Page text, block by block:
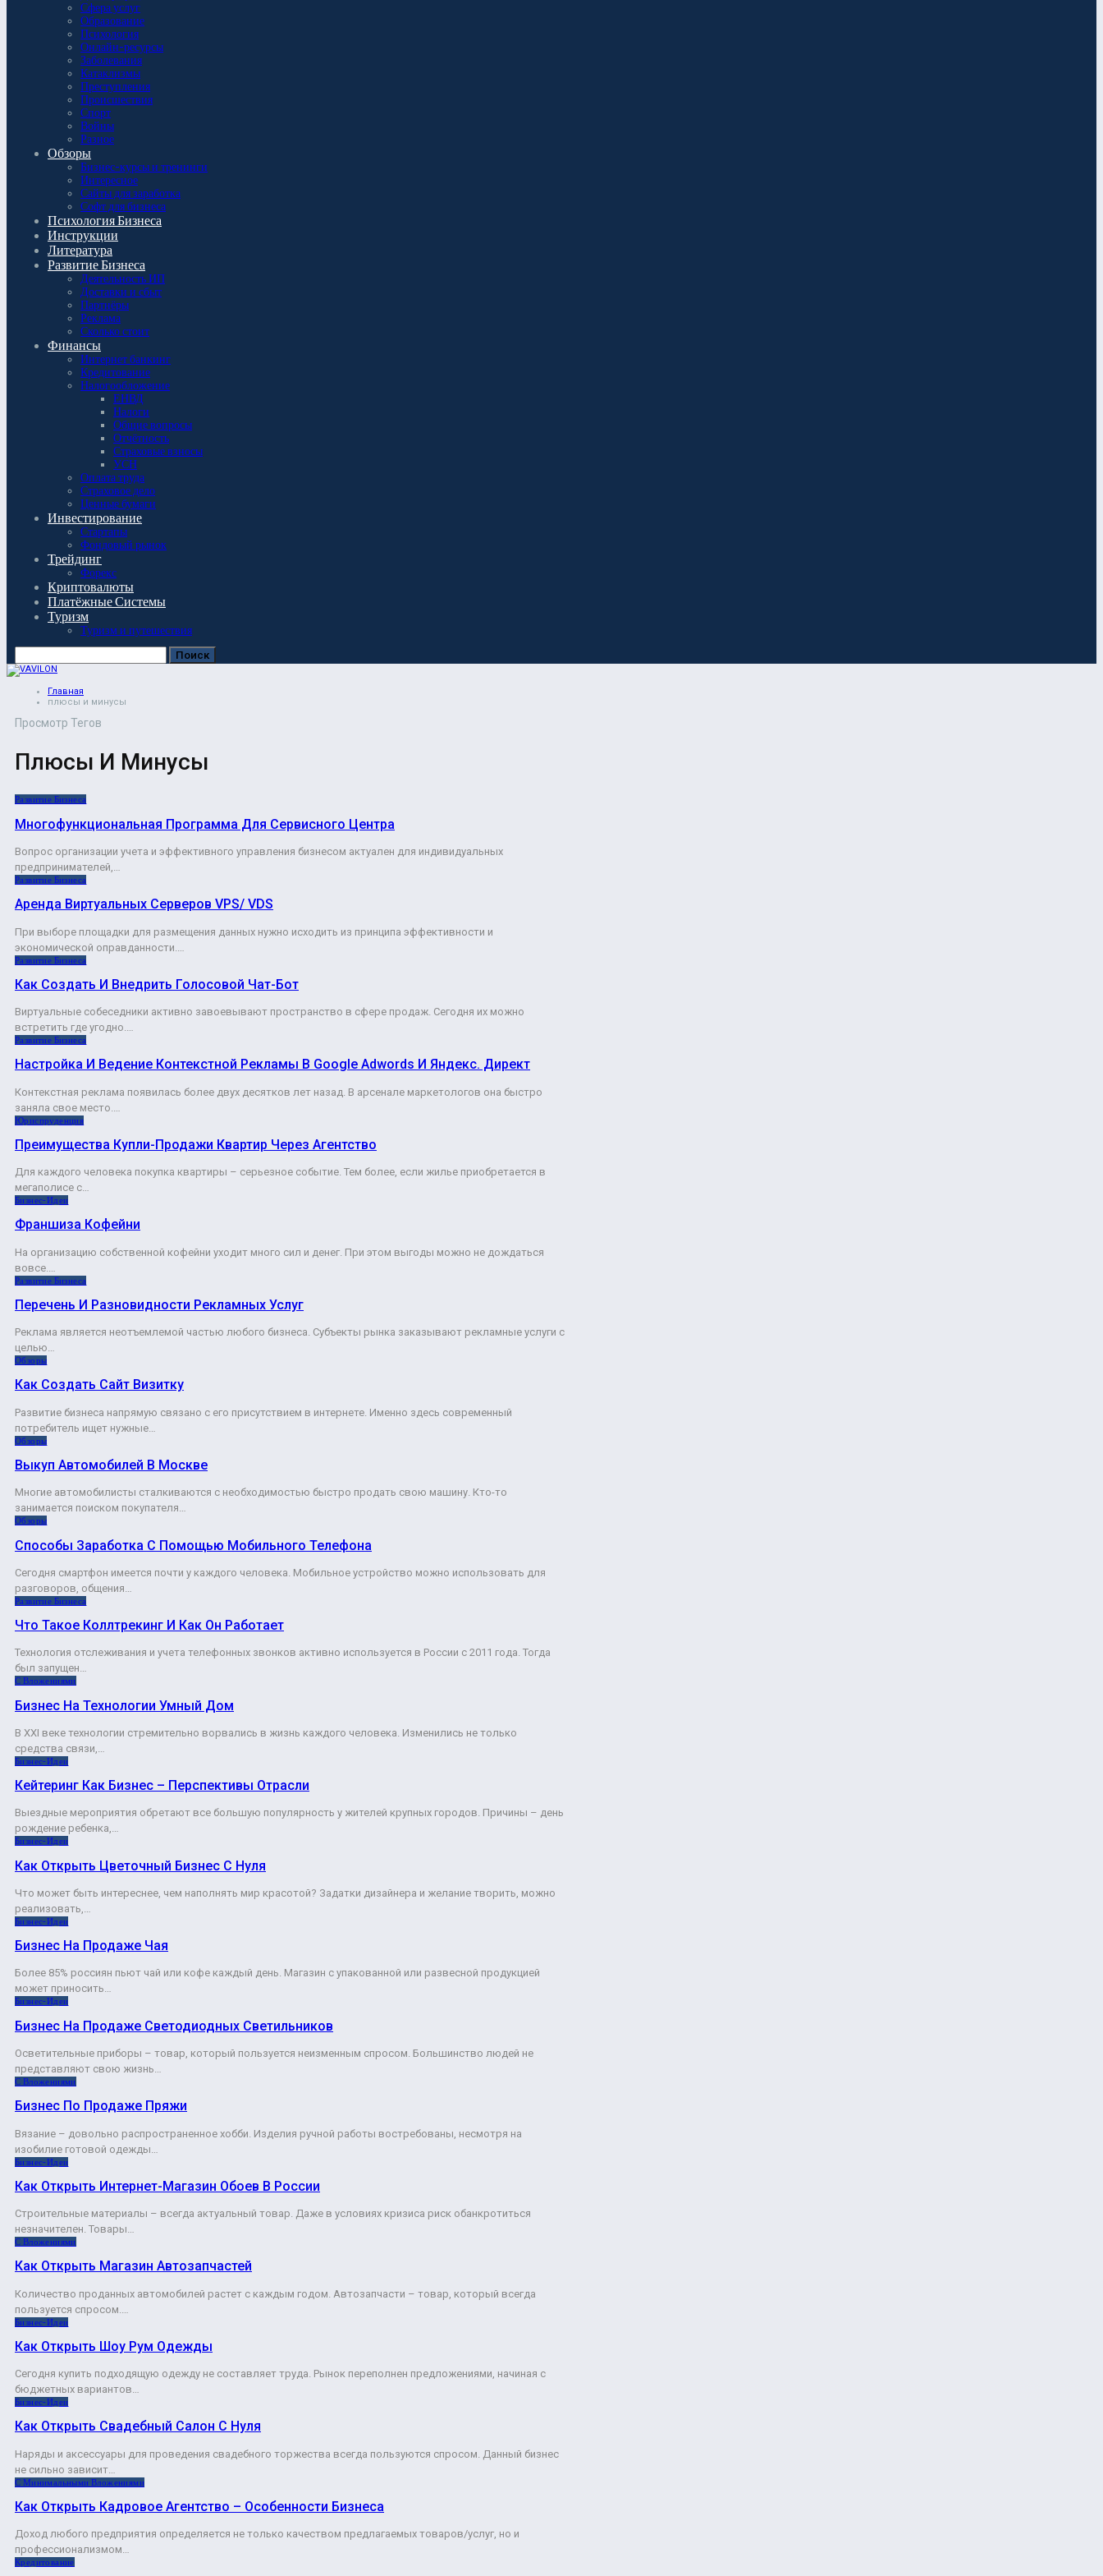
Сфера услуг
Образование
Психология
Онлайн-ресурсы
Заболевания
Катаклизмы
Преступления
Происшествия
Спорт
Войны
Разное
Обзоры
Бизнес-курсы и тренинги
Интересное
Сайты для заработка
Софт для бизнеса
Психология Бизнеса
Инструкции
Литература
Развитие Бизнеса
Деятельность ИП
Доставки и сбыт
Партнёры
Реклама
Сколько стоит
Финансы
Интернет банкинг
Кредитование
Налогообложение
ЕНВД
Налоги
Общие вопросы
Отчётность
Страховые взносы
УСН
Оплата труда
Страховое дело
Ценные бумаги
Инвестирование
Стартапы
Фондовый рынок
Трейдинг
Форекс
Криптовалюты
Платёжные Системы
Туризм
Туризм и путешествия
Главная
плюсы и минусы
Просмотр Тегов
Плюсы И Минусы
Развитие Бизнеса
Многофункциональная Программа Для Сервисного Центра
Вопрос организации учета и эффективного управления бизнесом актуален для индивидуальных
предпринимателей,…
Развитие Бизнеса
Аренда Виртуальных Серверов VPS/ VDS
При выборе площадки для размещения данных нужно исходить из принципа эффективности и
экономической оправданности.…
Развитие Бизнеса
Как Создать И Внедрить Голосовой Чат-Бот
Виртуальные собеседники активно завоевывают пространство в сфере продаж. Сегодня их можно
встретить где угодно.…
Развитие Бизнеса
Настройка И Ведение Контекстной Рекламы В Google Adwords И Яндекс. Директ
Контекстная реклама появилась более двух десятков лет назад. В арсенале маркетологов она быстро
заняла свое место.…
Юриспруденция
Преимущества Купли-Продажи Квартир Через Агентство
Для каждого человека покупка квартиры – серьезное событие. Тем более, если жилье приобретается в
мегаполисе с…
Бизнес-Идеи
Франшиза Кофейни
На организацию собственной кофейни уходит много сил и денег. При этом выгоды можно не дождаться
вовсе.…
Развитие Бизнеса
Перечень И Разновидности Рекламных Услуг
Реклама является неотъемлемой частью любого бизнеса. Субъекты рынка заказывают рекламные услуги с
целью…
Обзоры
Как Создать Сайт Визитку
Развитие бизнеса напрямую связано с его присутствием в интернете. Именно здесь современный
потребитель ищет нужные…
Обзоры
Выкуп Автомобилей В Москве
Многие автомобилисты сталкиваются с необходимостью быстро продать свою машину. Кто-то
занимается поиском покупателя…
Обзоры
Способы Заработка С Помощью Мобильного Телефона
Сегодня смартфон имеется почти у каждого человека. Мобильное устройство можно использовать для
разговоров, общения…
Развитие Бизнеса
Что Такое Коллтрекинг И Как Он Работает
Технология отслеживания и учета телефонных звонков активно используется в России с 2011 года. Тогда
был запущен…
С Вложениями
Бизнес На Технологии Умный Дом
В XXI веке технологии стремительно ворвались в жизнь каждого человека. Изменились не только
средства связи,…
Бизнес-Идеи
Кейтеринг Как Бизнес – Перспективы Отрасли
Выездные мероприятия обретают все большую популярность у жителей крупных городов. Причины – день
рождение ребенка,…
Бизнес-Идеи
Как Открыть Цветочный Бизнес С Нуля
Что может быть интереснее, чем наполнять мир красотой? Задатки дизайнера и желание творить, можно
реализовать,…
Бизнес-Идеи
Бизнес На Продаже Чая
Более 85% россиян пьют чай или кофе каждый день. Магазин с упакованной или развесной продукцией
может приносить…
Бизнес-Идеи
Бизнес На Продаже Светодиодных Светильников
Осветительные приборы – товар, который пользуется неизменным спросом. Большинство людей не
представляют свою жизнь…
С Вложениями
Бизнес По Продаже Пряжи
Вязание – довольно распространенное хобби. Изделия ручной работы востребованы, несмотря на
изобилие готовой одежды…
Бизнес-Идеи
Как Открыть Интернет-Магазин Обоев В России
Строительные материалы – всегда актуальный товар. Даже в условиях кризиса риск обанкротиться
незначителен. Товары…
С Вложениями
Как Открыть Магазин Автозапчастей
Количество проданных автомобилей растет с каждым годом. Автозапчасти – товар, который всегда
пользуется спросом.…
Бизнес-Идеи
Как Открыть Шоу Рум Одежды
Сегодня купить подходящую одежду не составляет труда. Рынок переполнен предложениями, начиная с
бюджетных вариантов…
Бизнес-Идеи
Как Открыть Свадебный Салон С Нуля
Наряды и аксессуары для проведения свадебного торжества всегда пользуются спросом. Данный бизнес
не сильно зависит…
С Минимальными Вложениями
Как Открыть Кадровое Агентство – Особенности Бизнеса
Доход любого предприятия определяется не только качеством предлагаемых товаров/услуг, но и
профессионализмом…
Кредитование